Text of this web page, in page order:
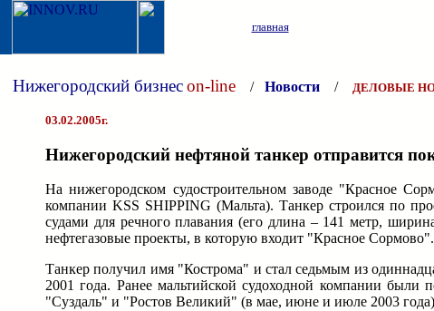
главная
Нижегородский бизнесon-line / Новости / ДЕЛОВЫЕ
03.02.2005г.
Нижегородский нефтяной танкер отправится
На нижегородском судостроительном заводе "Красное
компании KSS SHIPPING (Мальта). Танкер строился по
судами для речного плавания (его длина – 141 метр,
нефтегазовые проекты, в которую входит "Красное Сормово".
Танкер получил имя "Кострома" и стал седьмым из
2001 года. Ранее мальтийской судоходной компании
"Суздаль" и "Ростов Великий" (в мае, июне и июле 2003